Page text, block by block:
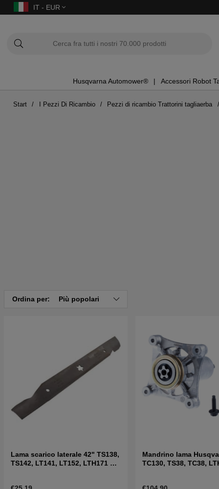
IT - EUR
Husqvarna Automower® Accessori Robot
Start I Pezzi Di Ricambio Pezzi di ricambio Trattorini tagliaerba
Ordina per: Più popolari
Lama scarico laterale 42" TS138,
TS142, LT141, LT152, LTH171 e
Mandrino lama
TC130, TS38, TC38,